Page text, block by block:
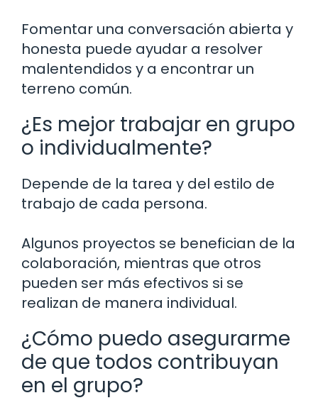
Fomentar una conversación abierta y
honesta puede ayudar a resolver
malentendidos y a encontrar un
terreno común.
¿Es mejor trabajar en grupo
o individualmente?
Depende de la tarea y del estilo de
trabajo de cada persona.
Algunos proyectos se benefician de la
colaboración, mientras que otros
pueden ser más efectivos si se
realizan de manera individual.
¿Cómo puedo asegurarme
de que todos contribuyan
en el grupo?